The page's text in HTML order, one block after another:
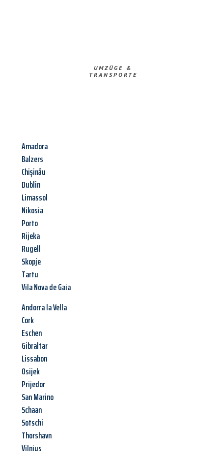
UMZÜGE &
TRANSPORTE
Amadora
Balzers
Chișinău
Dublin
Limassol
Nikosia
Porto
Rijeka
Rugell
Skopje
Tartu
Vila Nova de Gaia
Andorra la Vella
Cork
Eschen
Gibraltar
Lissabon
Osijek
Prijedor
San Marino
Schaan
Sotschi
Thorshavn
Vilnius